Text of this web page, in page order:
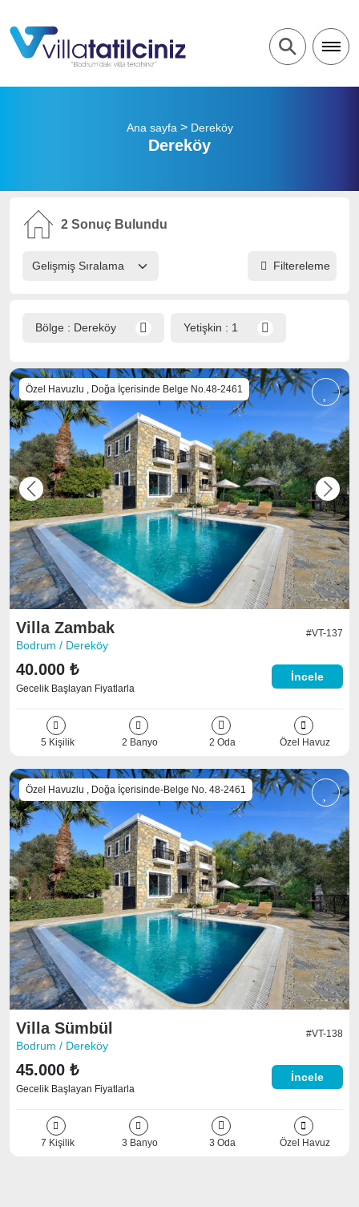
Ana sayfa > Dereköy
Dereköy
2 Sonuç Bulundu
Filtereleme
Bölge : Dereköy Yetişkin : 1
Previous Next
Özel Havuzlu , Doğa İçerisinde Belge No.48-2461
Villa Zambak
Bodrum / Dereköy
#VT-137
40.000 ₺
Gecelik Başlayan Fiyatlarla
İncele
5 Kişilik 2 Banyo 2 Oda Özel Havuz
Özel Havuzlu , Doğa İçerisinde-Belge No. 48-2461
Villa Sümbül
Bodrum / Dereköy
#VT-138
45.000 ₺
Gecelik Başlayan Fiyatlarla
İncele
7 Kişilik 3 Banyo 3 Oda Özel Havuz